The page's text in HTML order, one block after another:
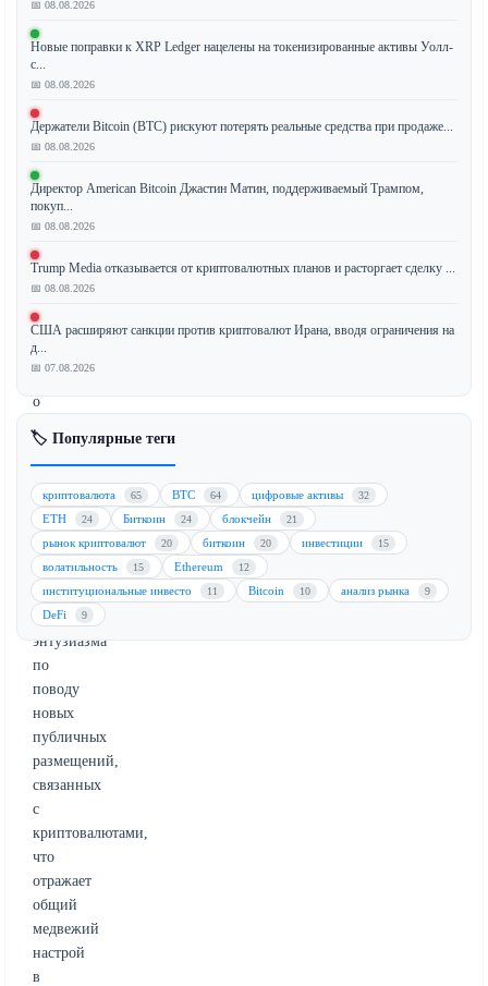
Крупный
управляющий
активами
Grayscale
Investments
свои
планы
по
первичному
публичному
(IPO),
что
о
замедлении
бума
Решение
принято
на
фоне
снижения
рыночного
энтузиазма
по
поводу
новых
публичных
размещений,
связанных
с
криптовалютами,
что
отражает
общий
медвежий
настрой
в
📅 08.08.2026
Новые поправки к XRP Ledger нацелены на токенизированные активы Уолл-
с...
📅 08.08.2026
Держатели Bitcoin (BTC) рискуют потерять реальные средства при продаже...
📅 08.08.2026
Директор American Bitcoin Джастин Матин, поддерживаемый Трампом,
покуп...
📅 08.08.2026
Trump Media отказывается от криптовалютных планов и расторгает сделку ...
📅 08.08.2026
США расширяют санкции против криптовалют Ирана, вводя ограничения на
д...
📅 07.08.2026
🏷️ Популярные теги
криптовалюта 65 BTC 64 цифровые активы 32
ETH 24 Биткоин 24 блокчейн 21
рынок криптовалют 20 биткоин 20 инвестиции 15
волатильность 15 Ethereum 12
институциональные инвесто 11 Bitcoin 10 анализ рынка 9
DeFi 9